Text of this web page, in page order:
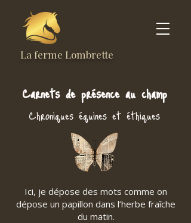
La ferme Lombrette
Carnets de présence au champ
Chroniques équines et éthiques
Ici, je dépose des mots comme on
dépose un papillon dans l’herbe fraîche
du matin.